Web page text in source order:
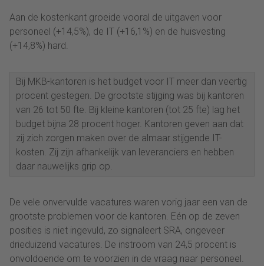
Aan de kostenkant groeide vooral de uitgaven voor
personeel (+14,5%), de IT (+16,1%) en de huisvesting
(+14,8%) hard.
Bij MKB-kantoren is het budget voor IT meer dan veertig
procent gestegen. De grootste stijging was bij kantoren
van 26 tot 50 fte. Bij kleine kantoren (tot 25 fte) lag het
budget bijna 28 procent hoger. Kantoren geven aan dat
zij zich zorgen maken over de almaar stijgende IT-
kosten. Zij zijn afhankelijk van leveranciers en hebben
daar nauwelijks grip op.
De vele onvervulde vacatures waren vorig jaar een van de
grootste problemen voor de kantoren. Eén op de zeven
posities is niet ingevuld, zo signaleert SRA, ongeveer
drieduizend vacatures. De instroom van 24,5 procent is
onvoldoende om te voorzien in de vraag naar personeel.